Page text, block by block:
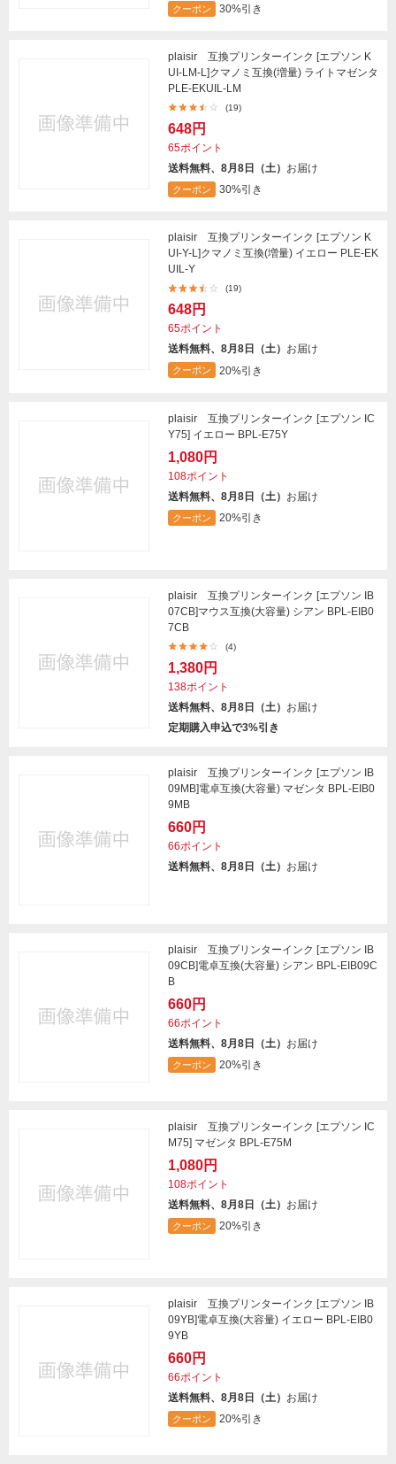
クーポン 30%引き
plaisir 互換プリンターインク [エプソン K
UI-LM-L]クマノミ互換(増量) ライトマゼンタ
PLE-EKUIL-LM
(19)
648円
65ポイント
送料無料、8月8日（土） お届け
クーポン 30%引き
plaisir 互換プリンターインク [エプソン K
UI-Y-L]クマノミ互換(増量) イエロー PLE-EK
UIL-Y
(19)
648円
65ポイント
送料無料、8月8日（土） お届け
クーポン 20%引き
plaisir 互換プリンターインク [エプソン IC
Y75] イエロー BPL-E75Y
1,080円
108ポイント
送料無料、8月8日（土） お届け
クーポン 20%引き
plaisir 互換プリンターインク [エプソン IB
07CB]マウス互換(大容量) シアン BPL-EIB0
7CB
(4)
1,380円
138ポイント
送料無料、8月8日（土） お届け
定期購入申込で3%引き
plaisir 互換プリンターインク [エプソン IB
09MB]電卓互換(大容量) マゼンタ BPL-EIB0
9MB
660円
66ポイント
送料無料、8月8日（土） お届け
plaisir 互換プリンターインク [エプソン IB
09CB]電卓互換(大容量) シアン BPL-EIB09C
B
660円
66ポイント
送料無料、8月8日（土） お届け
クーポン 20%引き
plaisir 互換プリンターインク [エプソン IC
M75] マゼンタ BPL-E75M
1,080円
108ポイント
送料無料、8月8日（土） お届け
クーポン 20%引き
plaisir 互換プリンターインク [エプソン IB
09YB]電卓互換(大容量) イエロー BPL-EIB0
9YB
660円
66ポイント
送料無料、8月8日（土） お届け
クーポン 20%引き